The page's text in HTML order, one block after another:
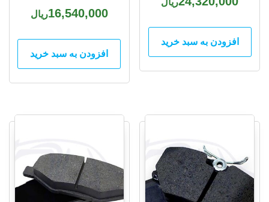
افزودن به سبد خرید
16,540,000ریال
افزودن به سبد خرید